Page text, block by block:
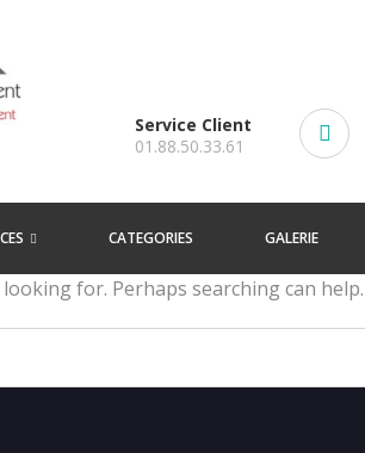
Service Client
01.88.50.33.61
CATEGORIES GALERIE
looking for. Perhaps searching can help.